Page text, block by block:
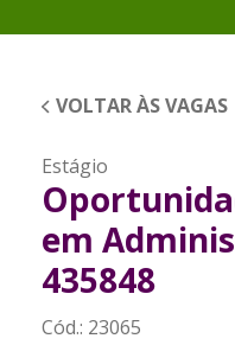
VOLTAR ÀS VAGAS
Estágio
em
435848
Cód.: 23065